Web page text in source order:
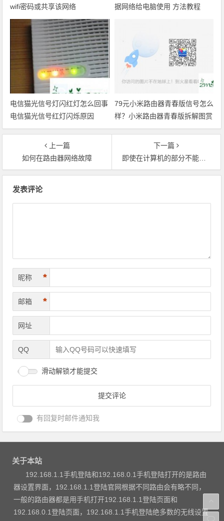
wifi密码或共享该网络
据网络给电脑使用 方法教程
电信猫光信号灯闪红灯怎么回事
电信猫光信号红灯闪烁原因
79元小米路由器青春版信号怎么
样？小米路由器青春版拆解图赏
上一篇
如何在路由器网络故障
下一篇
即使在计算机的部分不能访问路由器如何解决
发表评论
昵称 *
邮箱 *
网址
QQ
滑动解锁才能提交
有回复时邮件通知我
关于本站
192.168.1.1手机登陆和192.168.0.1手机登陆打开的是路由
器设置界面，192.168.1.1登陆官网根据不同路由会有略不同，
一般的路由器都是用手机打开192.168.1.1登陆页面和
192.168.0.1登陆页面，192.168.1.1手机登陆绝多数的无线设置